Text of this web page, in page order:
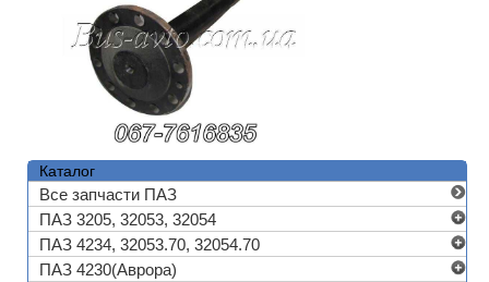
Каталог
Все запчасти ПАЗ
ПАЗ 3205, 32053, 32054
ПАЗ 4234, 32053.70, 32054.70
ПАЗ 4230(Аврора)